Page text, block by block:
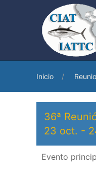
Inicio
36ª
23 oct. -
Evento